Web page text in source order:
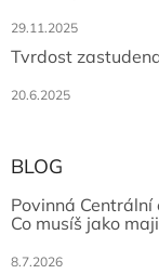
29.11.2025
Tvrdost
20.6.2025
BLOG
Povinná Centrální
Co musíš jako
8.7.2026